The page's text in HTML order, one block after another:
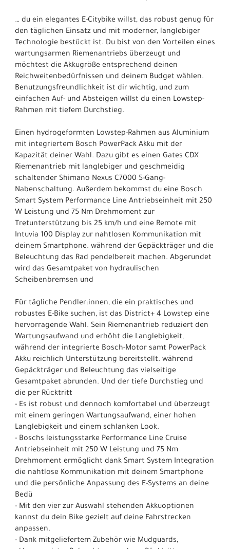
… du ein elegantes E-Citybike willst, das robust genug für
den täglichen Einsatz und mit moderner, langlebiger
Technologie bestückt ist. Du bist von den Vorteilen eines
wartungsarmen Riemenantriebs überzeugt und
möchtest die Akkugröße entsprechend deinen
Reichweitenbedürfnissen und deinem Budget wählen.
Benutzungsfreundlichkeit ist dir wichtig, und zum
einfachen Auf- und Absteigen willst du einen Lowstep-
Rahmen mit tiefem Durchstieg.
Einen hydrogeformten Lowstep-Rahmen aus Aluminium
mit integriertem Bosch PowerPack Akku mit der
Kapazität deiner Wahl. Dazu gibt es einen Gates CDX
Riemenantrieb mit langlebiger und geschmeidig
schaltender Shimano Nexus C7000 5-Gang-
Nabenschaltung. Außerdem bekommst du eine Bosch
Smart System Performance Line Antriebseinheit mit 250
W Leistung und 75 Nm Drehmoment zur
Tretunterstützung bis 25 km/h und eine Remote mit
Intuvia 100 Display zur nahtlosen Kommunikation mit
deinem Smartphone. während der Gepäckträger und die
Beleuchtung das Rad pendelbereit machen. Abgerundet
wird das Gesamtpaket von hydraulischen
Scheibenbremsen und
Für tägliche Pendler:innen, die ein praktisches und
robustes E-Bike suchen, ist das District+ 4 Lowstep eine
hervorragende Wahl. Sein Riemenantrieb reduziert den
Wartungsaufwand und erhöht die Langlebigkeit,
während der integrierte Bosch-Motor samt PowerPack
Akku reichlich Unterstützung bereitstellt. während
Gepäckträger und Beleuchtung das vielseitige
Gesamtpaket abrunden. Und der tiefe Durchstieg und
die per Rücktritt
- Es ist robust und dennoch komfortabel und überzeugt
mit einem geringen Wartungsaufwand, einer hohen
Langlebigkeit und einem schlanken Look.
- Boschs leistungsstarke Performance Line Cruise
Antriebseinheit mit 250 W Leistung und 75 Nm
Drehmoment ermöglicht dank Smart System Integration
die nahtlose Kommunikation mit deinem Smartphone
und die persönliche Anpassung des E-Systems an deine
Bedü
- Mit den vier zur Auswahl stehenden Akkuoptionen
kannst du dein Bike gezielt auf deine Fahrstrecken
anpassen.
- Dank mitgeliefertem Zubehör wie Mudguards,